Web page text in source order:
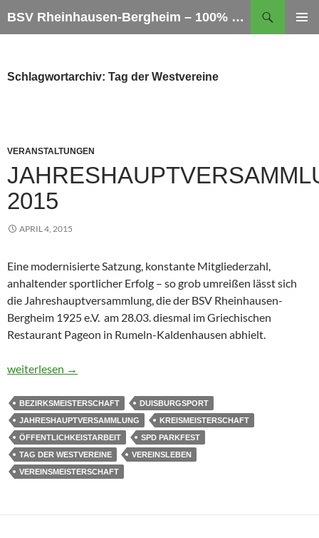
Inhalt
BSV Rheinhausen-Bergheim – 100% Sportschießen
Schlagwortarchiv: Tag der Westvereine
VERANSTALTUNGEN
2015
APRIL 4, 2015
Eine modernisierte Satzung, konstante Mitgliederzahl,
anhaltender sportlicher Erfolg – so grob umreißen lässt sich
die Jahreshauptversammlung, die der BSV Rheinhausen-
Bergheim 1925 e.V. am 28.03. diesmal im Griechischen
Restaurant Pageon in Rumeln-Kaldenhausen abhielt.
Jahreshauptversammlung 2015
weiterlesen →
BEZIRKSMEISTERSCHAFT
DUISBURGSPORT
JAHRESHAUPTVERSAMMLUNG
KREISMEISTERSCHAFT
ÖFFENTLICHKEISTARBEIT
SPD PARKFEST
TAG DER WESTVEREINE
VEREINSLEBEN
VEREINSMEISTERSCHAFT